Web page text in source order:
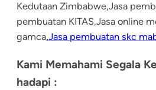
Kedutaan Zimbabwe,Jasa
pembuatan KITAS,Jasa online
gamca,Jasa pembuatan skc
Kami Memahami Segala
hadapi :